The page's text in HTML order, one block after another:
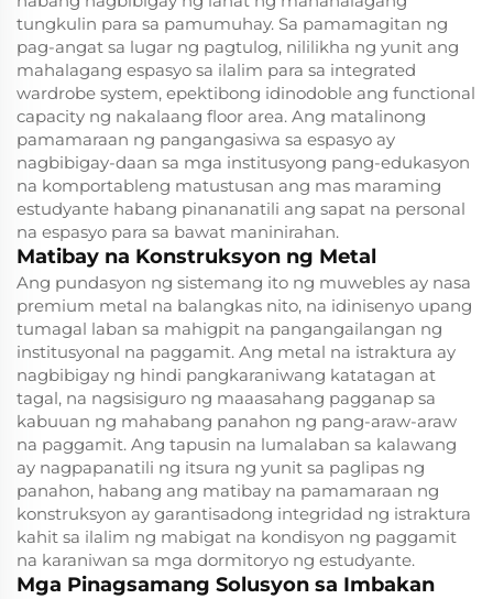
tungkulin para sa pamumuhay. Sa pamamagitan ng
pag-angat sa lugar ng pagtulog, nililikha ng yunit ang
mahalagang espasyo sa ilalim para sa integrated
wardrobe system, epektibong idinodoble ang functional
capacity ng nakalaang floor area. Ang matalinong
pamamaraan ng pangangasiwa sa espasyo ay
nagbibigay-daan sa mga institusyong pang-edukasyon
na komportableng matustusan ang mas maraming
estudyante habang pinananatili ang sapat na personal
na espasyo para sa bawat maninirahan.
Matibay na Konstruksyon ng Metal
Ang pundasyon ng sistemang ito ng muwebles ay nasa
premium metal na balangkas nito, na idinisenyo upang
tumagal laban sa mahigpit na pangangailangan ng
institusyonal na paggamit. Ang metal na istraktura ay
nagbibigay ng hindi pangkaraniwang katatagan at
tagal, na nagsisiguro ng maaasahang pagganap sa
kabuuan ng mahabang panahon ng pang-araw-araw
na paggamit. Ang tapusin na lumalaban sa kalawang
ay nagpapanatili ng itsura ng yunit sa paglipas ng
panahon, habang ang matibay na pamamaraan ng
konstruksyon ay garantisadong integridad ng istraktura
kahit sa ilalim ng mabigat na kondisyon ng paggamit
na karaniwan sa mga dormitoryo ng estudyante.
Mga Pinagsamang Solusyon sa Imbakan